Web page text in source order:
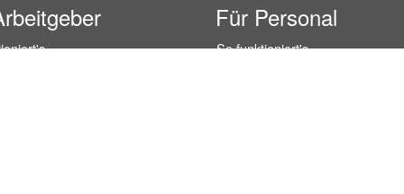
Für Personal
So funktioniert's